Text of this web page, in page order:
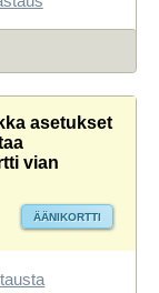
asetukset
vian
ÄÄNIKORTTI